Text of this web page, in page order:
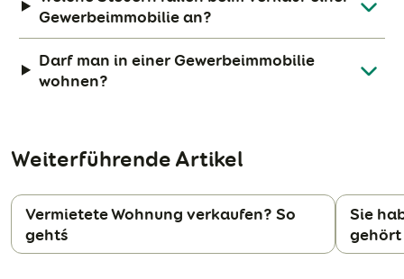
Gewerbeimmobilie an?
Darf man in einer Gewerbeimmobilie
wohnen?
Weiterführende Artikel
Vermietete Wohnung verkaufen? So
geht´s
Sie
gehört